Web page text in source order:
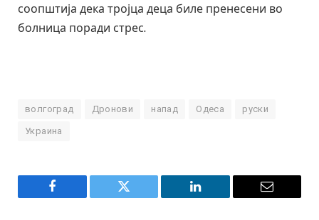
соопштија дека тројца деца биле пренесени во
болница поради стрес.
волгоград Дронови напад Одеса руски
Украина
Facebook Twitter LinkedIn Email